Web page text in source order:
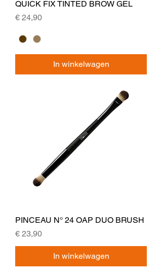
QUICK FIX TINTED BROW GEL
Prijs
€ 24,90
In winkelwagen
PINCEAU N° 24 OAP DUO BRUSH
Prijs
€ 23,90
In winkelwagen